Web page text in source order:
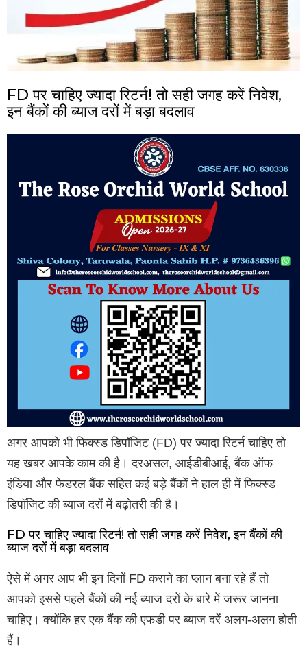
FD पर चाहिए ज्यादा रिटर्न! तो सही जगह करें निवेश,
इन बैंकों की ब्याज दरों में बड़ा बदलाव
अगर आपको भी फिक्स्ड डिपॉजिट (FD) पर ज्यादा रिटर्न चाहिए तो
यह खबर आपके काम की है। दरअसल, आईडीबीआई, बैंक ऑफ
इंडिया और फेडरल बैंक सहित कई बड़े बैंकों ने हाल ही में फिक्स्ड
डिपॉजिट की ब्याज दरों में बढ़ोतरी की है।
FD पर चाहिए ज्यादा रिटर्न! तो सही जगह करें निवेश, इन बैंकों की
ब्याज दरों में बड़ा बदलाव
ऐसे में अगर आप भी इन दिनों FD कराने का प्लान बना रहे हैं तो
आपको इससे पहले बैंकों की नई ब्याज दरों के बारे में जरूर जानना
चाहिए। क्योंकि हर एक बैंक की एफडी पर ब्याज दरें अलग-अलग होती
हैं।